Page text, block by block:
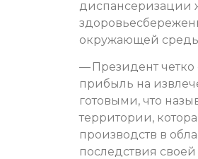
диспансеризации
окружающей
— Президент четко
прибыль на
готовыми, что
территории,
производств в
последствия